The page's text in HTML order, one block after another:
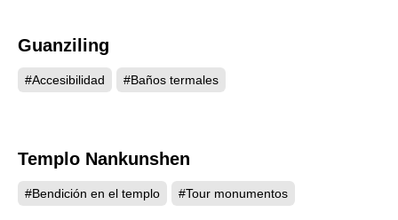
Guanziling
#Accesibilidad #Baños termales
Templo Nankunshen
#Bendición en el templo #Tour monumentos